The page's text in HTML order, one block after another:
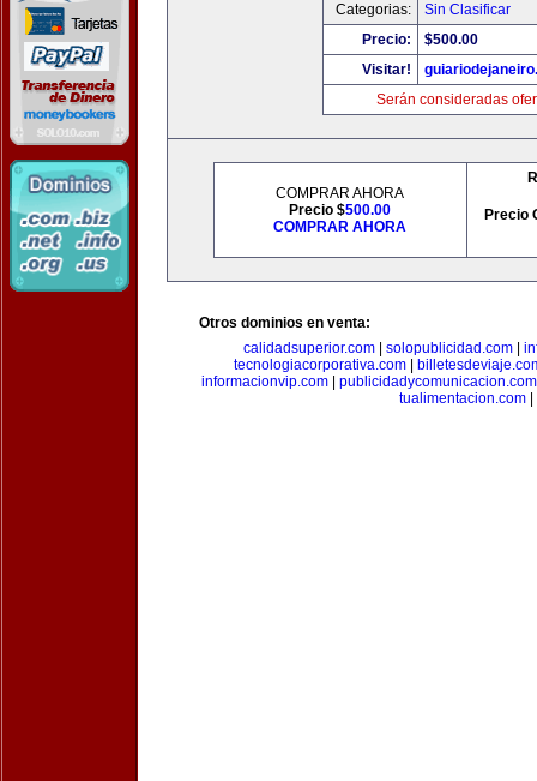
Categorias:
Sin Clasificar
Precio:
$500.00
Visitar!
Serán consideradas
COMPRAR AHORA
Precio $500.00
COMPRAR AHORA
Precio
Otros dominios en venta:
calidadsuperior.com| solopublicidad.com|
tecnologiacorporativa.com|
informacionvip.com| publicidadycomunicacion.com
tualimentacion.com